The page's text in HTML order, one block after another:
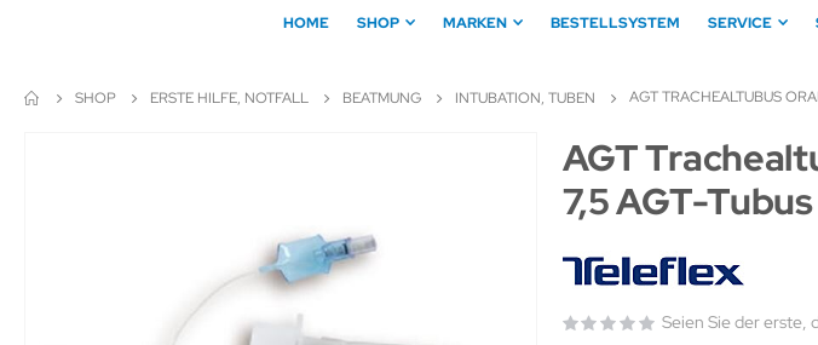
HOME SHOP MARKEN BESTELLSYSTEM SERVICE
SHOP ERSTE HILFE, NOTFALL BEATMUNG INTUBATION, TUBEN AGT TRACHEALTUBUS
Zum
Anfang
der
Bildergalerie
springen
AGT
7,5 AGT-Tubus
Seien Sie der erste,